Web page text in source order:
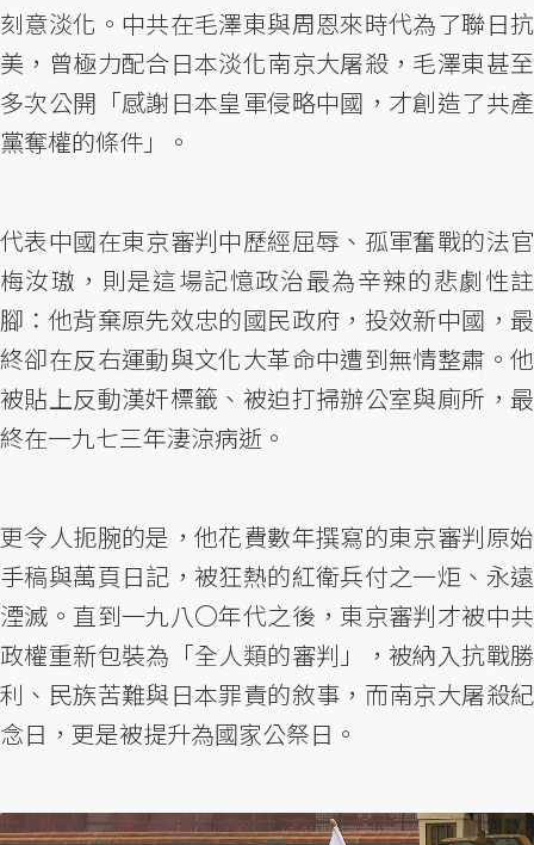
刻意淡化。中共在毛澤東與周恩來時代為了聯日抗
美，曾極力配合日本淡化南京大屠殺，毛澤東甚至
多次公開「感謝日本皇軍侵略中國，才創造了共產
黨奪權的條件」。
代表中國在東京審判中歷經屈辱、孤軍奮戰的法官
梅汝璈，則是這場記憶政治最為辛辣的悲劇性註
腳：他背棄原先效忠的國民政府，投效新中國，最
終卻在反右運動與文化大革命中遭到無情整肅。他
被貼上反動漢奸標籤、被迫打掃辦公室與廁所，最
終在一九七三年淒涼病逝。
更令人扼腕的是，他花費數年撰寫的東京審判原始
手稿與萬頁日記，被狂熱的紅衛兵付之一炬、永遠
湮滅。直到一九八〇年代之後，東京審判才被中共
政權重新包裝為「全人類的審判」，被納入抗戰勝
利、民族苦難與日本罪責的敘事，而南京大屠殺紀
念日，更是被提升為國家公祭日。